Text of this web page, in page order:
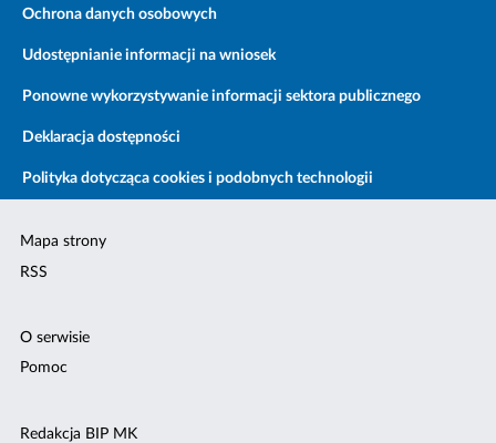
Ochrona danych osobowych
Udostępnianie informacji na wniosek
Ponowne wykorzystywanie informacji sektora publicznego
Deklaracja dostępności
Polityka dotycząca cookies i podobnych technologii
Mapa strony
RSS
O serwisie
Pomoc
Redakcja BIP MK